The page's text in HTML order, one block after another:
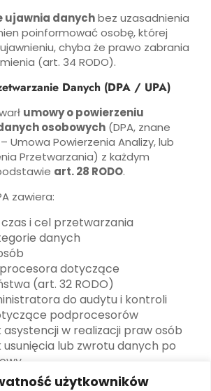
użytkowników
ujawnia danychbez uzasadnienia
poinformować osobę, której
chyba że prawo zabrania
(art. 34 RODO).
Danych (DPA / UPA)
umowy o powierzeniu
osobowych (DPA, znane
Umowa Powierzenia Analizy, lub
Przetwarzania) z każdym
art. 28 RODO.
zawiera:
i cel przetwarzania
danych
dotyczące
(art. 32 RODO)
do audytu i kontroli
podprocesorów
w realizacji praw osób
lub zwrotu danych po